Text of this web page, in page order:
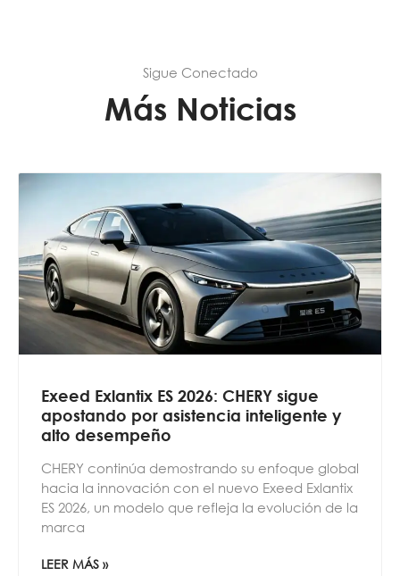
Sigue Conectado
Más Noticias
Exeed Exlantix ES 2026: CHERY sigue
apostando por asistencia inteligente y
alto desempeño
CHERY continúa demostrando su enfoque global
hacia la innovación con el nuevo Exeed Exlantix
ES 2026, un modelo que refleja la evolución de la
marca
LEER MÁS »